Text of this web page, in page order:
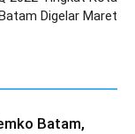
Digelar Maret
Batam,